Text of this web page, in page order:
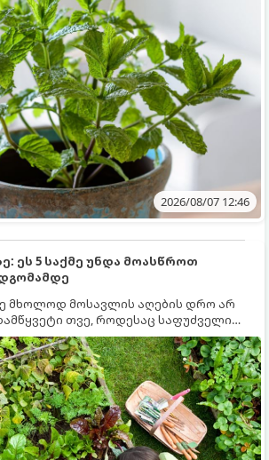
2026/08/07 12:46
ეს 5 საქმე უნდა მოასწროთ
მხოლოდ მოსავლის აღების დრო არ
თვე, როდესაც საფუძველი
წლის მოსავალს და ბაღი მზადდება
სეზონისთვის. იმისათვის, რომ
აღიდგინოს, ხოლო მცენარეებმა
აგვისტოს ბოლომდე 5
გაკეთება უნდა მოასწროთ: